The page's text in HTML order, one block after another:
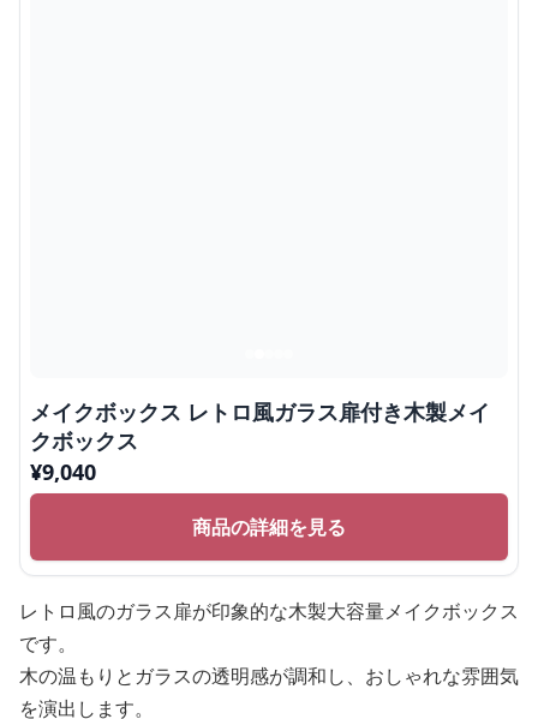
メイクボックス レトロ風ガラス扉付き木製メイ
クボックス
¥9,040
商品の詳細を見る
レトロ風のガラス扉が印象的な木製大容量メイクボックス
です。
木の温もりとガラスの透明感が調和し、おしゃれな雰囲気
を演出します。